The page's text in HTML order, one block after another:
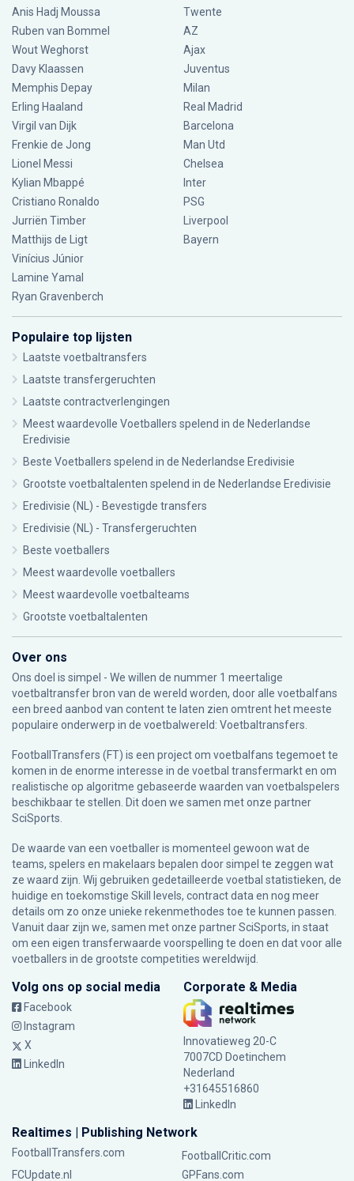
Anis Hadj Moussa
Ruben van Bommel
Wout Weghorst
Davy Klaassen
Memphis Depay
Erling Haaland
Virgil van Dijk
Frenkie de Jong
Lionel Messi
Kylian Mbappé
Cristiano Ronaldo
Jurriën Timber
Matthijs de Ligt
Vinícius Júnior
Lamine Yamal
Ryan Gravenberch
Twente
AZ
Ajax
Juventus
Milan
Real Madrid
Barcelona
Man Utd
Chelsea
Inter
PSG
Liverpool
Bayern
Populaire top lijsten
Laatste voetbaltransfers
Laatste transfergeruchten
Laatste contractverlengingen
Meest waardevolle Voetballers spelend in de Nederlandse
Eredivisie
Beste Voetballers spelend in de Nederlandse Eredivisie
Grootste voetbaltalenten spelend in de Nederlandse Eredivisie
Eredivisie (NL) - Bevestigde transfers
Eredivisie (NL) - Transfergeruchten
Beste voetballers
Meest waardevolle voetballers
Meest waardevolle voetbalteams
Grootste voetbaltalenten
Over ons
Ons doel is simpel - We willen de nummer 1 meertalige
voetbaltransfer bron van de wereld worden, door alle voetbalfans
een breed aanbod van content te laten zien omtrent het meeste
populaire onderwerp in de voetbalwereld: Voetbaltransfers.
FootballTransfers (FT) is een project om voetbalfans tegemoet te
komen in de enorme interesse in de voetbal transfermarkt en om
realistische op algoritme gebaseerde waarden van voetbalspelers
beschikbaar te stellen. Dit doen we samen met onze partner
SciSports
De waarde van een voetballer is momenteel gewoon wat de
teams, spelers en makelaars bepalen door simpel te zeggen wat
ze waard zijn. Wij gebruiken gedetailleerde voetbal statistieken, de
huidige en toekomstige Skill levels, contract data en nog meer
details om zo onze unieke rekenmethodes toe te kunnen passen.
Vanuit daar zijn we, samen met onze partner SciSports, in staat
om een eigen transferwaarde voorspelling te doen en dat voor alle
voetballers in de grootste competities wereldwijd.
Volg ons op social media
Facebook
Instagram
X
LinkedIn
Corporate & Media
Innovatieweg 20-C
7007CD Doetinchem
Nederland
+31645516860
LinkedIn
Realtimes | Publishing Network
FootballTransfers.com
FootballCritic.com
FCUpdate.nl
GPFans.com